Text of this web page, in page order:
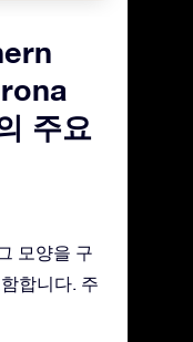
주요
모양을 구
합니다. 주